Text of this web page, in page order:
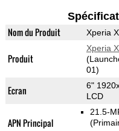
Nom du Produit Xperia
Produit
Xperia
01)
Ecran
6"
LCD
APN Principal
21.5-